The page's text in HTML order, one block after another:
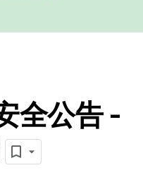
全公告 -